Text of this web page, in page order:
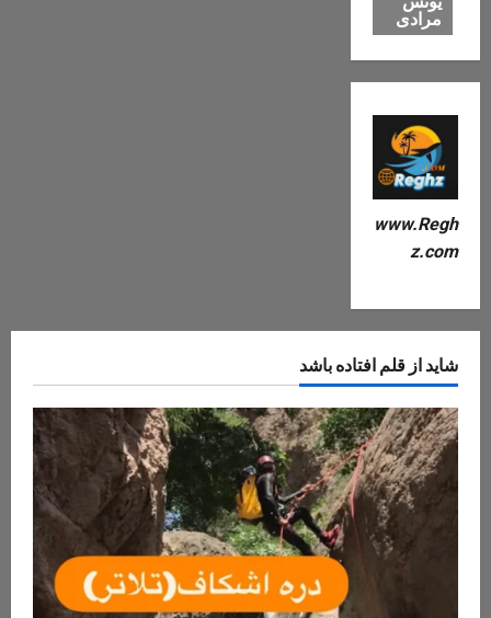
مرادی
www.Regh
z.com
شاید از قلم افتاده باشد